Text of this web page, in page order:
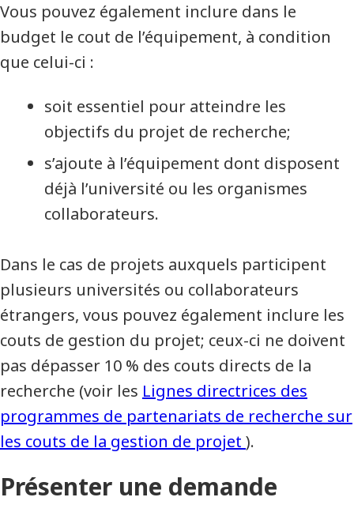
Vous pouvez également inclure dans le
budget le cout de l’équipement, à condition
que celui-ci :
soit essentiel pour atteindre les
objectifs du projet de recherche;
s’ajoute à l’équipement dont disposent
déjà l’université ou les organismes
collaborateurs.
Dans le cas de projets auxquels participent
plusieurs universités ou collaborateurs
étrangers, vous pouvez également inclure les
couts de gestion du projet; ceux-ci ne doivent
pas dépasser 10 % des couts directs de la
recherche (voir les Lignes directrices des
programmes de partenariats de recherche sur
les couts de la gestion de projet ).
Présenter une demande